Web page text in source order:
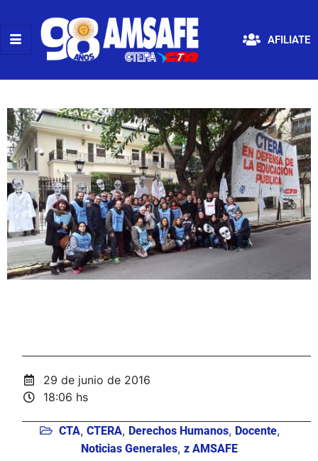
AFILIATE
29 de junio de 2016
18:06 hs
CTA, CTERA, Derechos Humanos, Docente,
Noticias Generales, z AMSAFE